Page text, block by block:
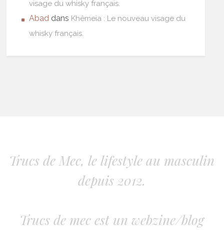
visage du whisky français.
Abad dans Khêmeia : Le nouveau visage du
whisky français.
Trucs de Mec, le lifestyle au masculin
depuis 2012.
Trucs de mec est un webzine/blog